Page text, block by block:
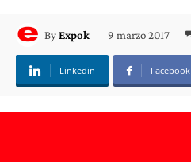
ByExpok 9 marzo 2017
Linkedin Facebook